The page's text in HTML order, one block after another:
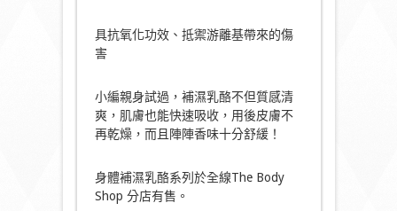
具抗氧化功效、抵禦游離基帶來的傷
害
小編親身試過，補濕乳酪不但質感清
爽，肌膚也能快速吸收，用後皮膚不
再乾燥，而且陣陣香味十分舒緩！
身體補濕乳酪系列於全線The Body
Shop 分店有售。